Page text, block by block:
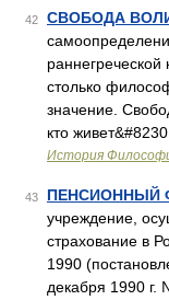
42 СВОБОДА
раннегреческой
столько
значение.
кто
История
43 ПЕНСИОННЫЙ
учреждение,
страхование в
1990
декабря 1990